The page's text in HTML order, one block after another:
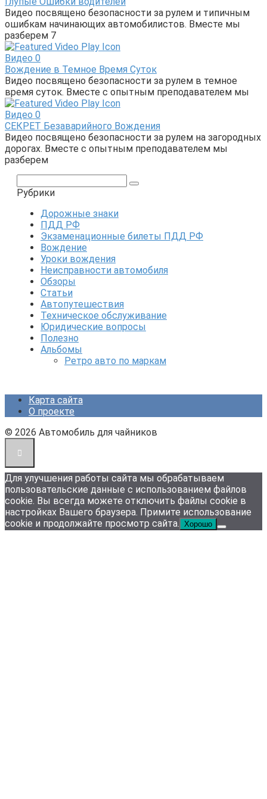
Видео посвящено безопасности за рулем и типичным
ошибкам начинающих автомобилистов. Вместе мы
разберем 7
Видео 0
Вождение в Темное Время Суток
Видео посвящено безопасности за рулем в темное
время суток. Вместе с опытным преподавателем мы
Видео 0
СЕКРЕТ Безаварийного Вождения
Видео посвящено безопасности за рулем на загородных
дорогах. Вместе с опытным преподавателем мы
разберем
Рубрики
Дорожные знаки
ПДД РФ
Экзаменационные билеты ПДД РФ
Вождение
Уроки вождения
Неисправности автомобиля
Обзоры
Статьи
Автопутешествия
Техническое обслуживание
Юридические вопросы
Полезно
Альбомы
Ретро авто по маркам
Карта сайта
О проекте
© 2026 Автомобиль для чайников
Для улучшения работы сайта мы обрабатываем
пользовательские данные с использованием файлов
cookie. Вы всегда можете отключить файлы cookie в
настройках Вашего браузера. Примите использование
cookie и продолжайте просмотр сайта. Хорошо